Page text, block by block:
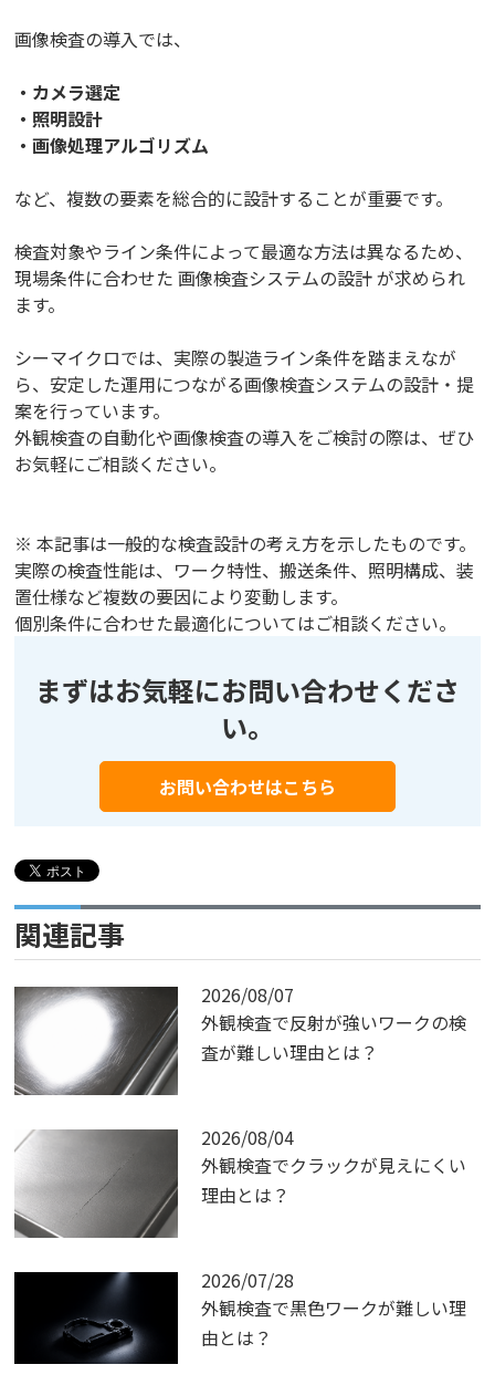
画像検査の導入では、
・カメラ選定
・照明設計
・画像処理アルゴリズム
など、複数の要素を総合的に設計することが重要です。
検査対象やライン条件によって最適な方法は異なるため、
現場条件に合わせた 画像検査システムの設計 が求められ
ます。
シーマイクロでは、実際の製造ライン条件を踏まえなが
ら、安定した運用につながる画像検査システムの設計・提
案を行っています。
外観検査の自動化や画像検査の導入をご検討の際は、ぜひ
お気軽にご相談ください。
※ 本記事は一般的な検査設計の考え方を示したものです。
実際の検査性能は、ワーク特性、搬送条件、照明構成、装
置仕様など複数の要因により変動します。
個別条件に合わせた最適化についてはご相談ください。
まずはお気軽にお問い合わせくださ
い。
お問い合わせはこちら
関連記事
2026/08/07
外観検査で反射が強いワークの検
査が難しい理由とは？
2026/08/04
外観検査でクラックが見えにくい
理由とは？
2026/07/28
外観検査で黒色ワークが難しい理
由とは？